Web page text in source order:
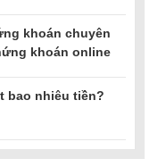
khoán chuyên
khoán online
bao nhiêu tiền?